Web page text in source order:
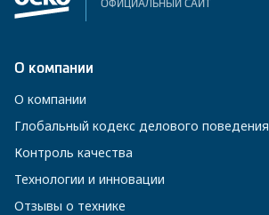
ОФИЦИАЛЬНЫЙ САЙТ
О компании
О компании
Глобальный кодекс делового поведения
Контроль качества
Технологии и инновации
Отзывы о технике